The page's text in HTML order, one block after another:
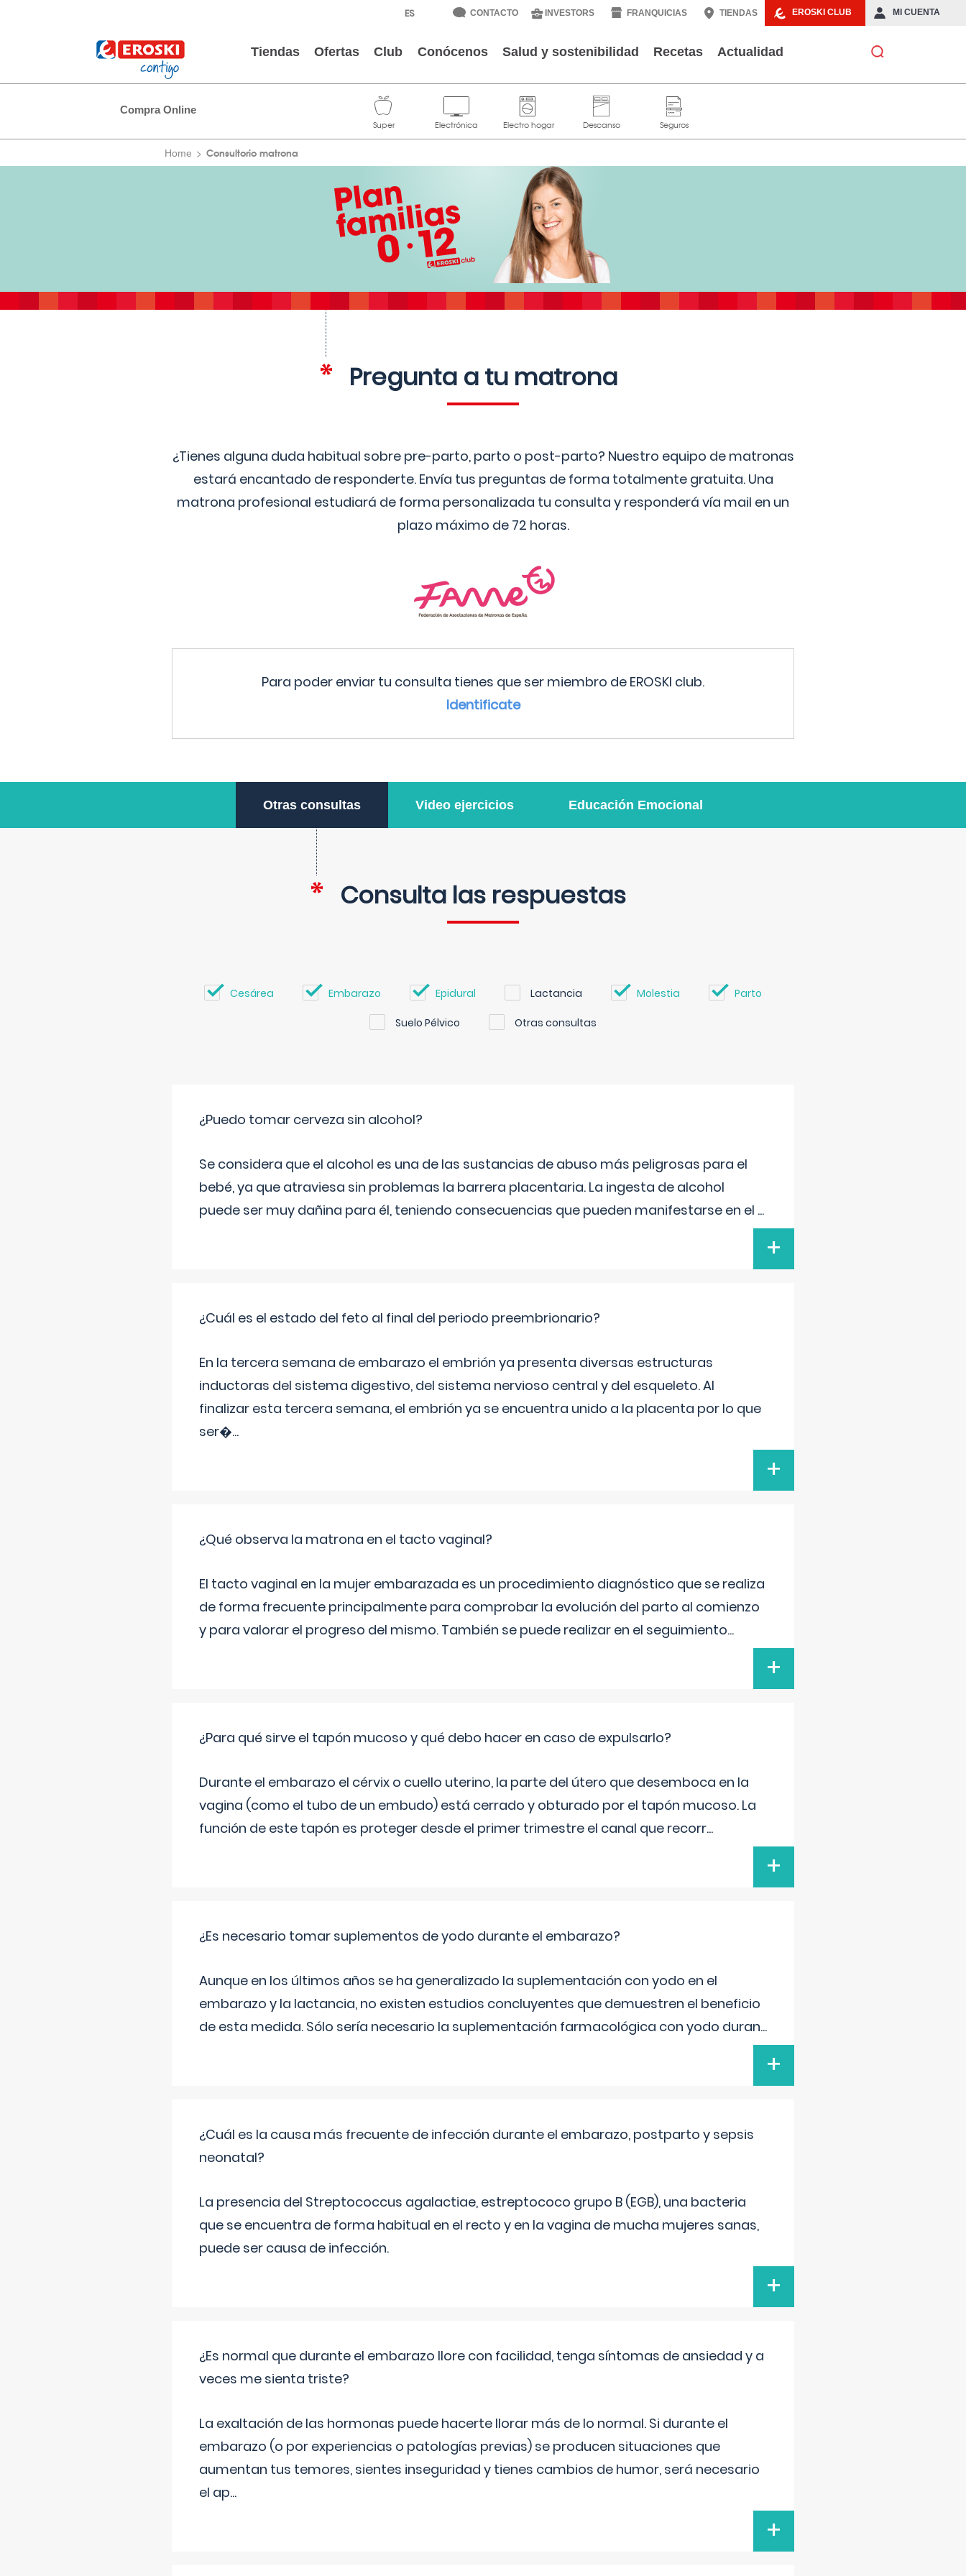
EROSKI CLUB MI CUENTA
CONTACTO INVESTORS FRANQUICIAS TIENDAS
Tiendas Ofertas Club Conócenos Salud y sostenibilidad Recetas Actualidad
Compra Online
Home Consultorio matrona
Pregunta a tu matrona
¿Tienes alguna duda habitual sobre pre-parto, parto o post-parto? Nuestro equipo de matronas
estará encantado de responderte. Envía tus preguntas de forma totalmente gratuita. Una
matrona profesional estudiará de forma personalizada tu consulta y responderá vía mail en un
plazo máximo de 72 horas.
Para poder enviar tu consulta tienes que ser miembro de EROSKI club.
Identificate
Otras consultas Video ejercicios Educación Emocional
Consulta las respuestas
Cesárea Embarazo Epidural Lactancia Molestia Parto
Suelo Pélvico Otras consultas
¿Puedo tomar cerveza sin alcohol?
Se considera que el alcohol es una de las sustancias de abuso más peligrosas para el
bebé, ya que atraviesa sin problemas la barrera placentaria. La ingesta de alcohol
puede ser muy dañina para él, teniendo consecuencias que pueden manifestarse en el ...
+
¿Cuál es el estado del feto al final del periodo preembrionario?
En la tercera semana de embarazo el embrión ya presenta diversas estructuras
inductoras del sistema digestivo, del sistema nervioso central y del esqueleto. Al
finalizar esta tercera semana, el embrión ya se encuentra unido a la placenta por lo que
ser�...
+
¿Qué observa la matrona en el tacto vaginal?
El tacto vaginal en la mujer embarazada es un procedimiento diagnóstico que se realiza
de forma frecuente principalmente para comprobar la evolución del parto al comienzo
y para valorar el progreso del mismo. También se puede realizar en el seguimiento...
+
¿Para qué sirve el tapón mucoso y qué debo hacer en caso de expulsarlo?
Durante el embarazo el cérvix o cuello uterino, la parte del útero que desemboca en la
vagina (como el tubo de un embudo) está cerrado y obturado por el tapón mucoso. La
función de este tapón es proteger desde el primer trimestre el canal que recorr...
+
¿Es necesario tomar suplementos de yodo durante el embarazo?
Aunque en los últimos años se ha generalizado la suplementación con yodo en el
embarazo y la lactancia, no existen estudios concluyentes que demuestren el beneficio
de esta medida. Sólo sería necesario la suplementación farmacológica con yodo duran...
+
¿Cuál es la causa más frecuente de infección durante el embarazo, postparto y sepsis
neonatal?
La presencia del Streptococcus agalactiae, estreptococo grupo B (EGB), una bacteria
que se encuentra de forma habitual en el recto y en la vagina de mucha mujeres sanas,
puede ser causa de infección.
+
¿Es normal que durante el embarazo llore con facilidad, tenga síntomas de ansiedad y a
veces me sienta triste?
La exaltación de las hormonas puede hacerte llorar más de lo normal. Si durante el
embarazo (o por experiencias o patologías previas) se producen situaciones que
aumentan tus temores, sientes inseguridad y tienes cambios de humor, será necesario
el ap...
+